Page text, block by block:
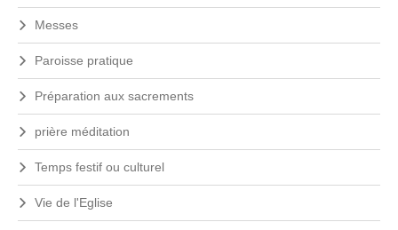
Messes
Paroisse pratique
Préparation aux sacrements
prière méditation
Temps festif ou culturel
Vie de l'Eglise